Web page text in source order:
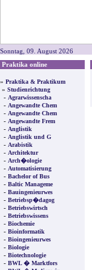
Sonntag, 09. August 2026
Praktika online
» Praktika & Praktikum
» Studienrichtung
- Agrarwissenscha
- Angewandte Chem
- Angewandte Chem
- Angewandte Frem
- Anglistik
- Anglistik und G
- Arabistik
- Architektur
- Arch�ologie
- Automatisierung
- Bachelor of Bus
- Baltic Manageme
- Bauingenieurwes
- Betriebsp�dagog
- Betriebswirtsch
- Betriebswissens
- Biochemie
- Bioinformatik
- Bioingenieurwes
- Biologie
- Biotechnologie
- BWL � Marktfors